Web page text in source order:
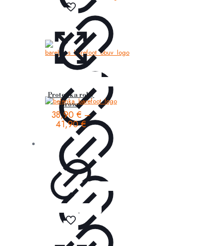
Protetika roby
brown
38,90€ –
41,90€